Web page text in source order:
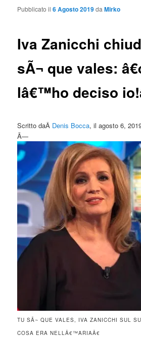
Pubblicato il6 Agosto 2019daMirko
Iva Zanicchi
sÃ¬ que vales:
lâ€™ho deciso
Scritto daÂ Denis Bocca, il agosto 6,
Ã—
TU SÃ¬ QUE VALES, IVA ZANICCHI SUL
COSA ERA NELLÂ€™ARIAÂ€